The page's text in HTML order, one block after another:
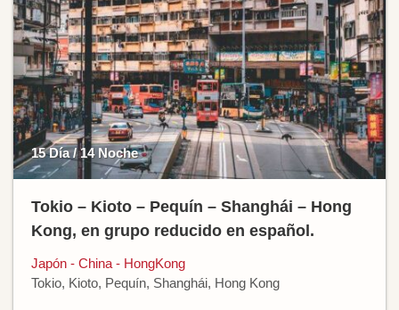
15 Día / 14 Noche
Tokio – Kioto – Pequín – Shanghái – Hong
Kong, en grupo reducido en español.
Japón - China - HongKong
Tokio, Kioto, Pequín, Shanghái, Hong Kong